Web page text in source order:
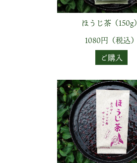
ほうじ茶（150g）
1080円（税込）
ご購入